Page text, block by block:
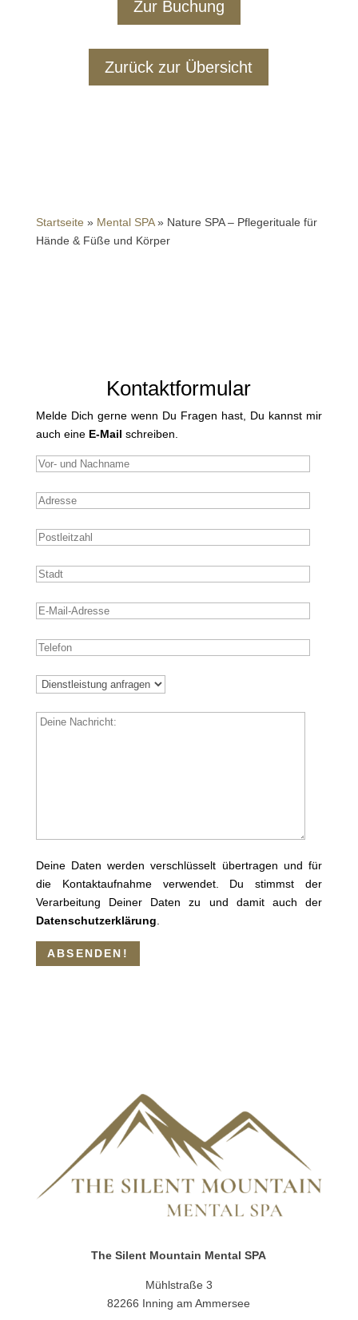
Zur Buchung
Zurück zur Übersicht
Startseite » Mental SPA» Nature SPA – Pflegerituale für
Hände & Füße und Körper
Kontaktformular
Melde Dich gerne wenn Du Fragen hast, Du kannst mir
auch eine E-Mail schreiben.
Deine Daten werden verschlüsselt übertragen und für
die Kontaktaufnahme verwendet. Du stimmst der
Verarbeitung Deiner Daten zu und damit auch der
Datenschutzerklärung
The Silent Mountain Mental SPA
Mühlstraße 3
82266 Inning am Ammersee